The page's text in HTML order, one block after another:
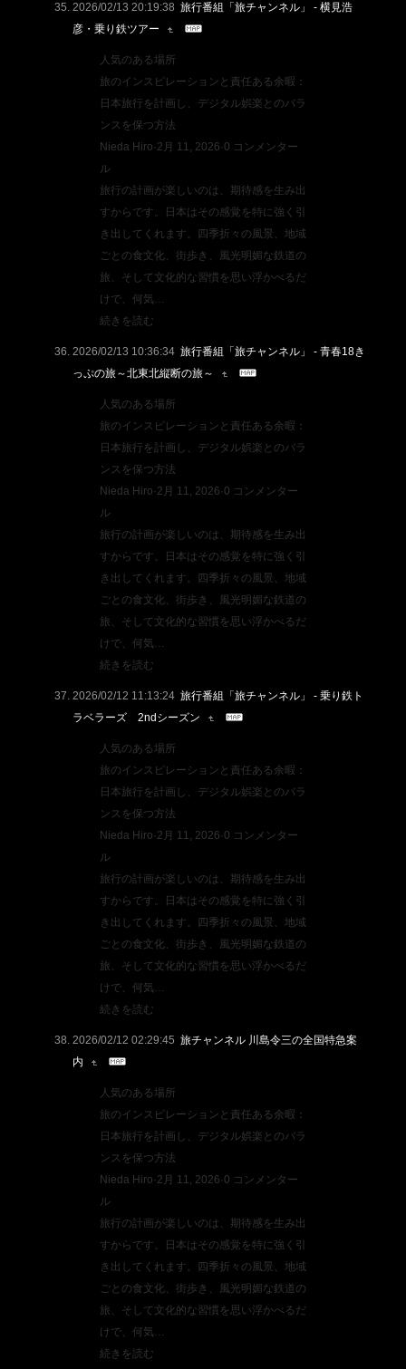
2026/02/13 20:19:38 旅行番組「旅チャンネル」 - 横見浩
彦・乗り鉄ツアー
人気のある場所
旅のインスピレーションと責任ある余暇：
日本旅行を計画し、デジタル娯楽とのバラ
ンスを保つ方法
Nieda Hiro·2月 11, 2026·0 コンメンター
ル
旅行の計画が楽しいのは、期待感を生み出
すからです。日本はその感覚を特に強く引
き出してくれます。四季折々の風景、地域
ごとの食文化、街歩き、風光明媚な鉄道の
旅、そして文化的な習慣を思い浮かべるだ
けで、何気…
続きを読む
2026/02/13 10:36:34 旅行番組「旅チャンネル」 - 青春18き
っぷの旅～北東北縦断の旅～
人気のある場所
旅のインスピレーションと責任ある余暇：
日本旅行を計画し、デジタル娯楽とのバラ
ンスを保つ方法
Nieda Hiro·2月 11, 2026·0 コンメンター
ル
旅行の計画が楽しいのは、期待感を生み出
すからです。日本はその感覚を特に強く引
き出してくれます。四季折々の風景、地域
ごとの食文化、街歩き、風光明媚な鉄道の
旅、そして文化的な習慣を思い浮かべるだ
けで、何気…
続きを読む
2026/02/12 11:13:24 旅行番組「旅チャンネル」 - 乗り鉄ト
ラベラーズ 2ndシーズン
人気のある場所
旅のインスピレーションと責任ある余暇：
日本旅行を計画し、デジタル娯楽とのバラ
ンスを保つ方法
Nieda Hiro·2月 11, 2026·0 コンメンター
ル
旅行の計画が楽しいのは、期待感を生み出
すからです。日本はその感覚を特に強く引
き出してくれます。四季折々の風景、地域
ごとの食文化、街歩き、風光明媚な鉄道の
旅、そして文化的な習慣を思い浮かべるだ
けで、何気…
続きを読む
2026/02/12 02:29:45 旅チャンネル 川島令三の全国特急案
内
人気のある場所
旅のインスピレーションと責任ある余暇：
日本旅行を計画し、デジタル娯楽とのバラ
ンスを保つ方法
Nieda Hiro·2月 11, 2026·0 コンメンター
ル
旅行の計画が楽しいのは、期待感を生み出
すからです。日本はその感覚を特に強く引
き出してくれます。四季折々の風景、地域
ごとの食文化、街歩き、風光明媚な鉄道の
旅、そして文化的な習慣を思い浮かべるだ
けで、何気…
続きを読む